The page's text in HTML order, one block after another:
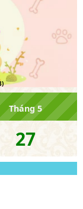
Tháng 5
27